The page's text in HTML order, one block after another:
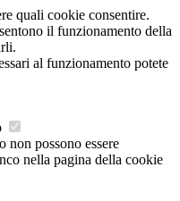
quali cookie consentire.
il funzionamento della
al funzionamento potete
non possono essere
nella pagina della cookie